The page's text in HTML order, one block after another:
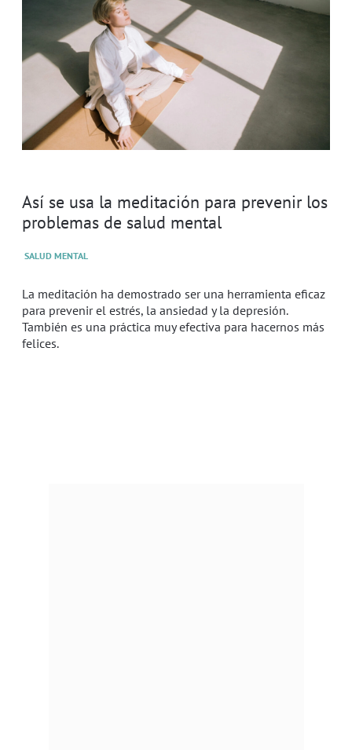
Así se usa la meditación para prevenir los
problemas de salud mental
SALUD MENTAL
La meditación ha demostrado ser una herramienta eficaz
para prevenir el estrés, la ansiedad y la depresión.
También es una práctica muy efectiva para hacernos más
felices.